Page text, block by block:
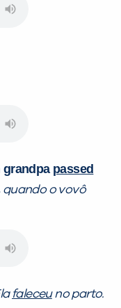
grandpa passed
quando o vovô
faleceuno parto.